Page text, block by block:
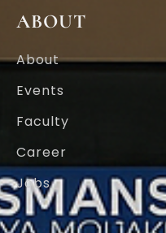
f
ABOUT
About
Events
Faculty
Career
Jobs